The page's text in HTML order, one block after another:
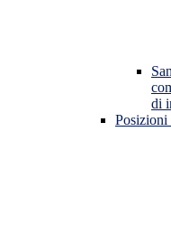
di
Posizioni